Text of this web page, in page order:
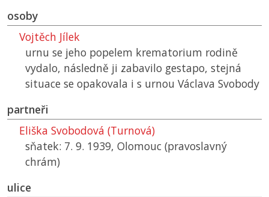
osoby
Vojtěch Jílek
urnu se jeho popelem krematorium rodině
vydalo, následně ji zabavilo gestapo, stejná
situace se opakovala i s urnou Václava Svobody
partneři
Eliška Svobodová (Turnová)
sňatek: 7. 9. 1939, Olomouc (pravoslavný
chrám)
ulice